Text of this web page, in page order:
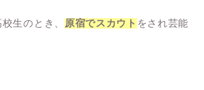
生のとき、 原宿でスカウト をされ芸能